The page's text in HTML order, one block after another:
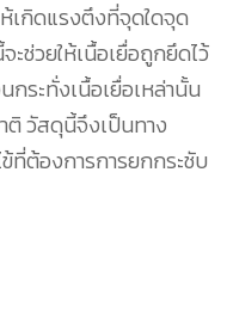
เกิดแรงตึงที่จุดใดจุด
ช่วยให้เนื้อเยื่อถูกยึดไว้
ระทั่งเนื้อเยื่อเหล่านั้น
ติ วัสดุนี้จึงเป็นทาง
ที่ต้องการการยกกระชับ